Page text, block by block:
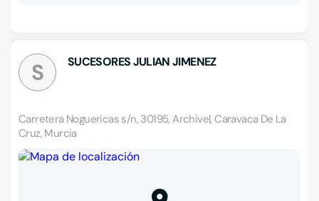
S SUCESORES JULIAN JIMENEZ
Carretera Noguericas s/n, 30195, Archivel, Caravaca De La
Cruz, Murcia